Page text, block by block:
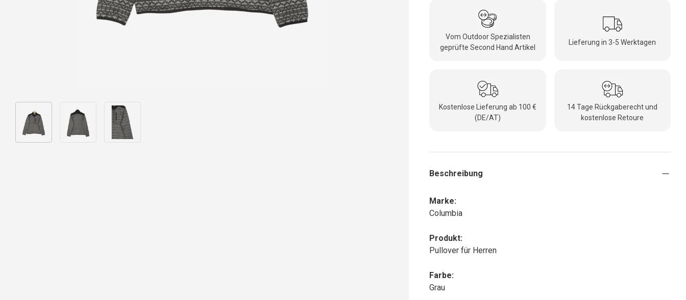
Bild 1 in Galerieansicht laden
Vom Outdoor Spezialisten
geprüfte Second Hand Artikel
Lieferung in 3-5 Werktagen
Kostenlose Lieferung ab 100 €
(DE/AT)
14 Tage Rückgaberecht und
kostenlose Retoure
Beschreibung
Marke:
Columbia
Produkt:
Pullover für Herren
Farbe:
Grau